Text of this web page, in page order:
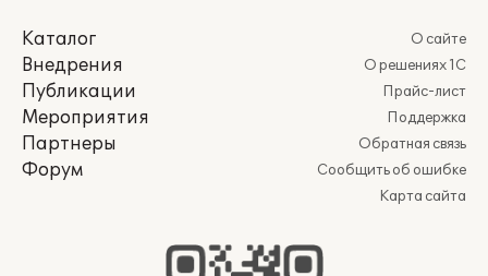
Каталог
Внедрения
Публикации
Мероприятия
Партнеры
Форум
О сайте
О решениях 1С
Прайс-лист
Поддержка
Обратная связь
Сообщить об ошибке
Карта сайта